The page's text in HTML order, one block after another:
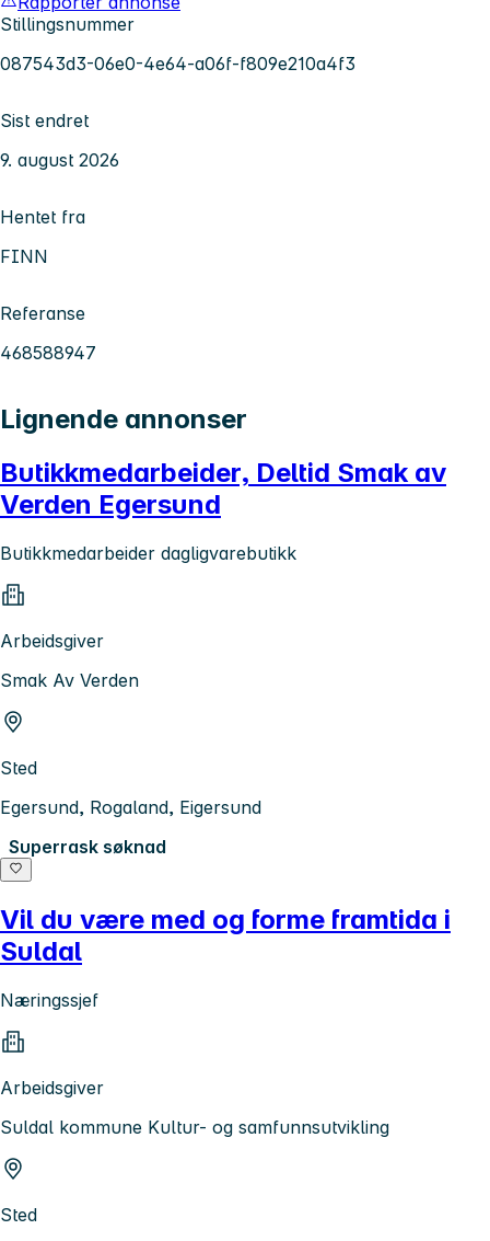
Stillingsnummer
087543d3-06e0-4e64-a06f-f809e210a4f3
Sist endret
9. august 2026
Hentet fra
FINN
Referanse
468588947
Lignende annonser
Butikkmedarbeider, Deltid Smak av
Verden Egersund
Butikkmedarbeider dagligvarebutikk
Arbeidsgiver
Smak Av Verden
Sted
Egersund, Rogaland, Eigersund
Superrask søknad
Vil du være med og forme framtida i
Suldal
Næringssjef
Arbeidsgiver
Suldal kommune Kultur- og samfunnsutvikling
Sted